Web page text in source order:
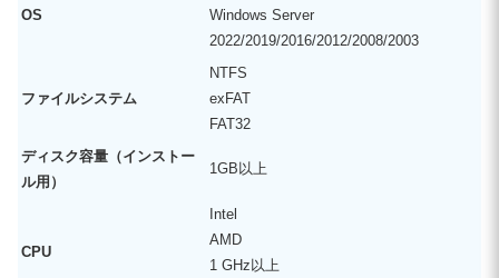
OS
Windows Server
2022/2019/2016/2012/2008/2003
ファイルシステム
NTFS
exFAT
FAT32
ディスク容量（インストー
ル用）
1GB以上
CPU
Intel
AMD
1 GHz以上